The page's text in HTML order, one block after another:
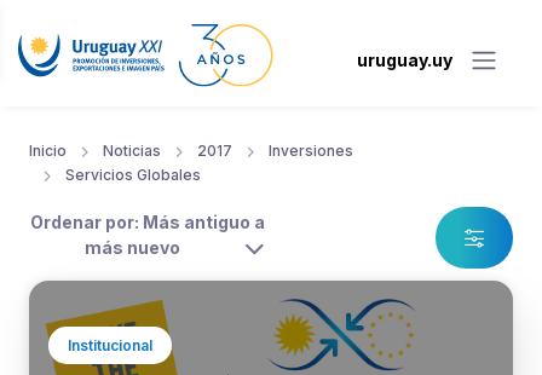
uruguay.uy
Inicio Noticias 2017
Inversiones
Servicios Globales
Ordenar por: Más antiguo a
más nuevo
Institucional